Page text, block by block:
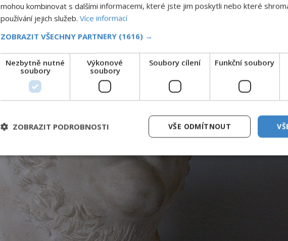
mohou kombinovat s dalšími informacemi, které jste jim poskytli nebo které
používání jejich služeb. Více informací
ZOBRAZIT VŠECHNY PARTNERY (1616) →
Nezbytně nutné
soubory
Výkonové
soubory
Soubory cílení Funkční soubory
VŠE ODMÍTNOUT
ZOBRAZIT PODROBNOSTI